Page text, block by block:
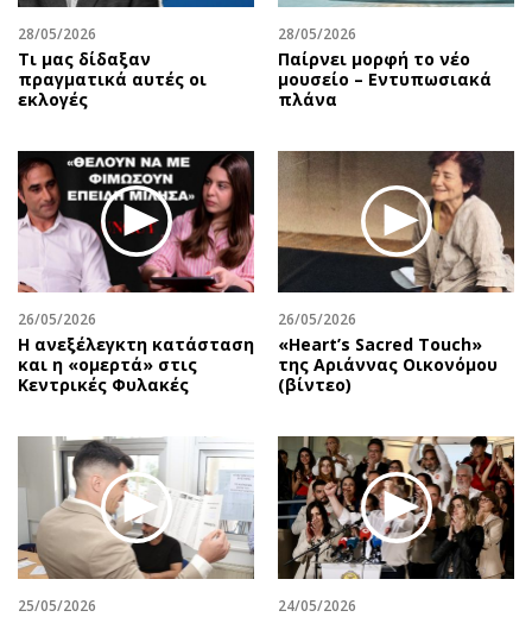
28/05/2026
Τι μας δίδαξαν
πραγματικά αυτές οι
εκλογές
28/05/2026
Παίρνει μορφή το νέο
μουσείο – Εντυπωσιακά
πλάνα
26/05/2026
Η ανεξέλεγκτη κατάσταση
και η «ομερτά» στις
Κεντρικές Φυλακές
26/05/2026
«Heart’s Sacred Touch»
της Αριάννας Οικονόμου
(βίντεο)
25/05/2026 24/05/2026